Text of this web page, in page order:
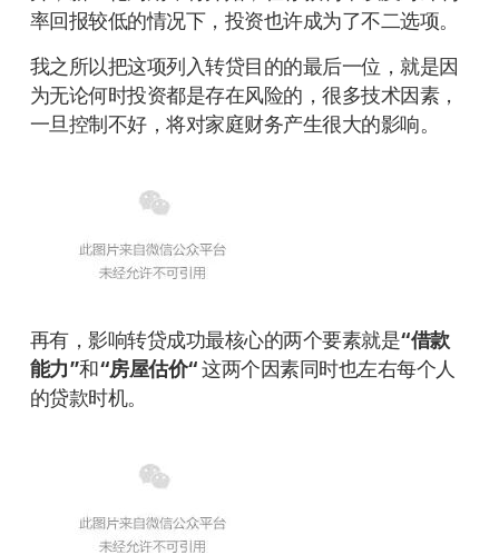
率回报较低的情况下，投资也许成为了不二选项。
我之所以把这项列入转贷目的的最后一位，就是因
为无论何时投资都是存在风险的，很多技术因素，
一旦控制不好，将对家庭财务产生很大的影响。
再有，影响转贷成功最核心的两个要素就是“借款
能力”和“房屋估价“这两个因素同时也左右每个人
的贷款时机。